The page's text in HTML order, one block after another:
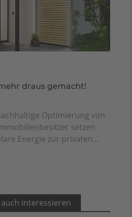
draus gemacht!
Optimierung von
setzen
Energie zur privaten...
interessieren